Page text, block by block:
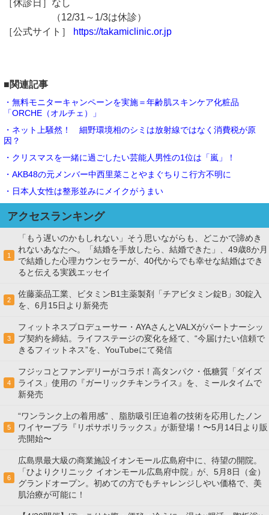
［休診日］なし
（12/31～1/3は休診）
［公式サイト］
https://takamiclinic.or.jp
■関連記事
・無料モニターキャンペーンを実施＝年齢肌スキンケア化粧品
「ORCHE（オルチェ）」
・ネット上騒然！ 細野環境相のシミは放射線ではなく消費税が原
因？
・クリスマスを一緒に過ごしたい芸能人男性の1位は「嵐」！
・AKB48の元メンバー中西里菜ことやまぐちりこ行方不明に
・日本人女性は整形並みにメイクがうまい
アクセスランキング
1
「もう遅いのかもしれない」そう思いながらも、どこかで諦めき
れないあなたへ。「結婚を手放したら、結婚できた」、49歳8か月
で結婚した心理カウンセラーが、40代からでも幸せな結婚はでき
ると伝える実践エッセイ
2
佐藤薬品工業、ビタミンB1主薬製剤「チアビタミン錠B」30錠入
を、6月15日より新発売
3
フィットネスプロデューサー・AYAさんとVALXがパートナーシッ
プ契約を締結。ライフステージの変化を経て、“今届けたい信頼で
きるフィットネス”を、YouTubeにて発信
4
フジッコとファンデリーがコラボ！高タンパク・低糖質「ダイズ
ライス」使用の『ガーリックチキンライス』を、ミールタイムで
新発売
5
“ワンランク上の着用感” 、脂肪吸引圧迫着の技術を応用したノン
ワイヤーブラ『リポサポリラックス』が新登場！〜5月14日より販
売開始〜
6
広島県最大級の商業施設イオンモール広島府中に、待望の開院。
「ひよりクリニック イオンモール広島府中院」が、5月8日（金）
グランドオープン。初めての方でもチャレンジしやい価格で、美
肌治療が可能に！